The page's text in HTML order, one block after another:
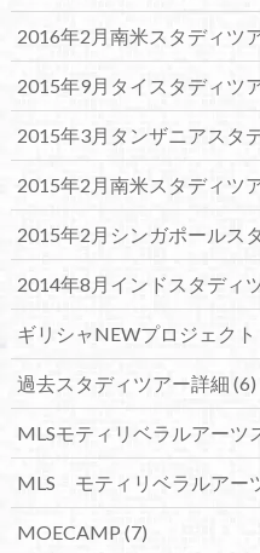
2016年2月南米スタディツ
2015年9月タイスタディツ
2015年3月タンザニアスタ
2015年2月南米スタディツ
2015年2月シンガポールス
2014年8月インドスタディ
ギリシャNEWプロジェクト
過去スタディツアー詳細 (6)
MLSモティリベラルアーツ
MLS モティリベラルアー
MOECAMP (7)